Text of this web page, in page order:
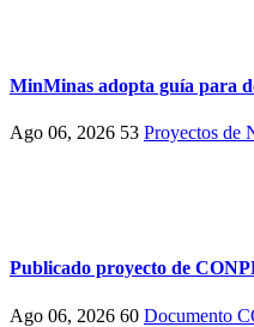
MinMinas adopta guía para
Ago 06, 2026 53 Proyectos de
Publicado proyecto de
Ago 06, 2026 60 Documento